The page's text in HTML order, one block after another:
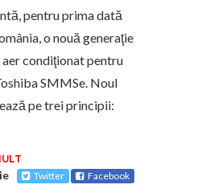
pentru prima dată
o nouă generaţie
aer condiţionat pentru
SMMSe. Noul
pe trei principii:
Twitter Facebook